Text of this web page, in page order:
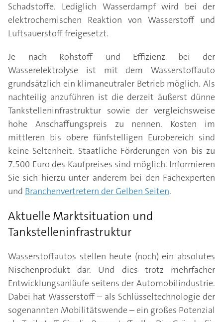
Schadstoffe. Lediglich Wasserdampf wird bei der
elektrochemischen Reaktion von Wasserstoff und
Luftsauerstoff freigesetzt.
Je nach Rohstoff und Effizienz bei der
Wasserelektrolyse ist mit dem Wasserstoffauto
grundsätzlich ein klimaneutraler Betrieb möglich. Als
nachteilig anzuführen ist die derzeit äußerst dünne
Tankstelleninfrastruktur sowie der vergleichsweise
hohe Anschaffungspreis zu nennen. Kosten im
mittleren bis obere fünfstelligen Eurobereich sind
keine Seltenheit. Staatliche Förderungen von bis zu
7.500 Euro des Kaufpreises sind möglich. Informieren
Sie sich hierzu unter anderem bei den Fachexperten
und Branchenvertretern der Gelben Seiten.
Aktuelle Marktsituation und
Tankstelleninfrastruktur
Wasserstoffautos stellen heute (noch) ein absolutes
Nischenprodukt dar. Und dies trotz mehrfacher
Entwicklungsanläufe seitens der Automobilindustrie.
Dabei hat Wasserstoff – als Schlüsseltechnologie der
sogenannten Mobilitätswende – ein großes Potenzial